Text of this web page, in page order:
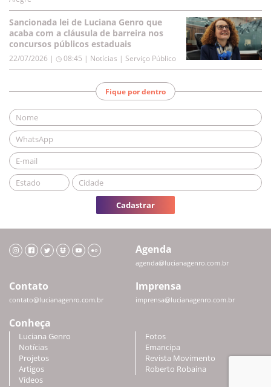
Sancionada lei de Luciana Genro que
acaba com a cláusula de barreira nos
concursos públicos estaduais
22/07/2026 | ◷ 08:45 | Notícias | Serviço Público
Fique por dentro
Cadastrar
Agenda
agenda@lucianagenro.com.br
Contato
contato@lucianagenro.com.br
Imprensa
imprensa@lucianagenro.com.br
Conheça
Luciana Genro
Notícias
Projetos
Artigos
Vídeos
Fotos
Emancipa
Revista Movimento
Roberto Robaina